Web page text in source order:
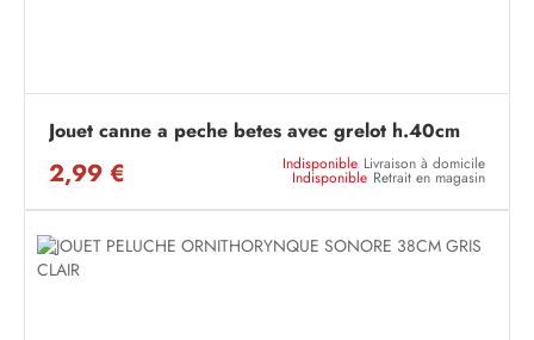
Jouet canne a peche betes avec grelot h.40cm
2,99 € Indisponible Livraison à domicile
Indisponible Retrait en magasin